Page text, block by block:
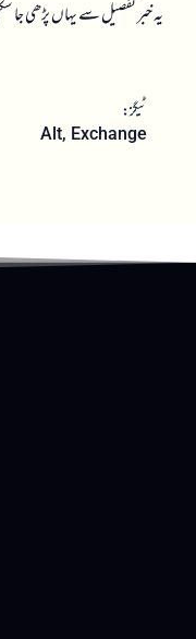
یہ خبر تفصیل سے یہاں پڑھی
ٹیگز:
Alt, Exchange